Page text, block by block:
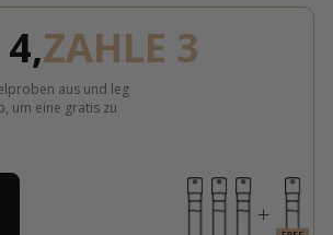
ZAHLE 3
aus und leg
um eine gratis zu